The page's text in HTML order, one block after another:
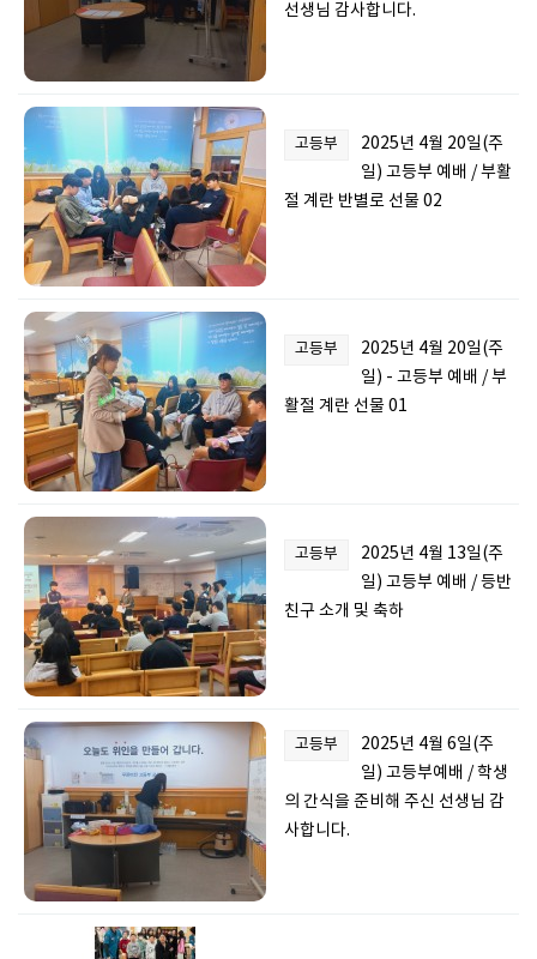
선생님 감사합니다.
고등부
2025년 4월 20일(주
일) 고등부 예배 / 부활
절 계란 반별로 선물 02
고등부
2025년 4월 20일(주
일) - 고등부 예배 / 부
활절 계란 선물 01
고등부
2025년 4월 13일(주
일) 고등부 예배 / 등반
친구 소개 및 축하
고등부
2025년 4월 6일(주
일) 고등부예배 / 학생
의 간식을 준비해 주신 선생님 감
사합니다.